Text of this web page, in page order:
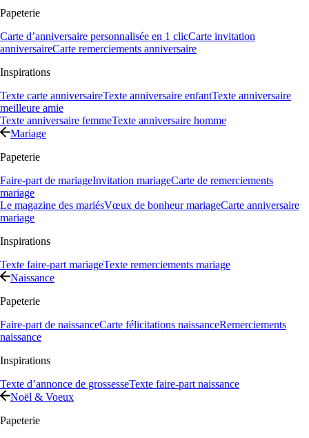
Papeterie
Carte d’anniversaire personnalisée en 1 clicCarte invitation
anniversaireCarte remerciements anniversaire
Inspirations
Texte carte anniversaireTexte anniversaire enfantTexte anniversaire
meilleure amie
Texte anniversaire femmeTexte anniversaire homme
Mariage
Papeterie
Faire-part de mariageInvitation mariageCarte de remerciements
mariage
Le magazine des mariésVœux de bonheur mariageCarte anniversaire
mariage
Inspirations
Texte faire-part mariageTexte remerciements mariage
Naissance
Papeterie
Faire-part de naissanceCarte félicitations naissanceRemerciements
naissance
Inspirations
Texte d’annonce de grossesseTexte faire-part naissance
Noël & Voeux
Papeterie